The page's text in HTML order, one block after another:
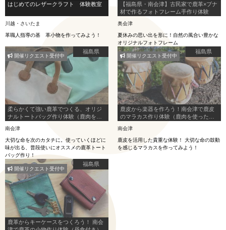
はじめてのレザークラフト 体験教室
川越・さいたま
革職人指導の基 革小物を作ってみよう！
【福島県・南会津】古民家で鹿革×ブナ
材で作るフォトフレーム手作り体験
奥会津
夏休みの思い出を形に！自然の風合い豊かな
オリジナルフォトフレーム
福島県
柔らかくて強い鹿革でつくる、オリジ
ナルトートバッグ作り体験（鹿肉を使
南会津
大切な命を次のカタチに。使っていくほどに
味が出る、普段使いにオススメの鹿革トート
バッグ作り！
開催リクエスト受付中
福島県
鹿皮から楽器を作ろう！南会津で鹿皮
のマラカス作り体験（鹿肉を使った昼
南会津
鹿皮を活用した貴重な体験！ 大切な命の鼓動
を感じるマラカスを作ってみよう！
開催リクエスト受付中
福島県
鹿革からキーケースをつくろう！ 南会
開催リクエスト受付中